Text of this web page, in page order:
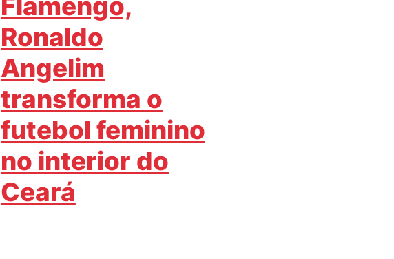
Ronaldo
Angelim
transforma o
futebol feminino
no interior do
Ceará